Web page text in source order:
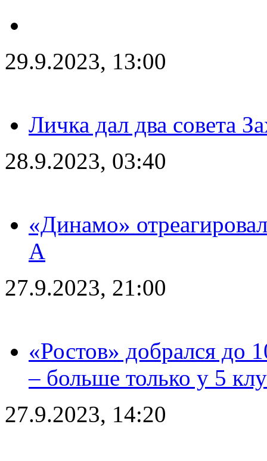
29.9.2023, 13:00
Личка дал два совета
28.9.2023, 03:40
«Динамо»
А
27.9.2023, 21:00
«Ростов» добрался до
– больше только у 5
27.9.2023, 14:20